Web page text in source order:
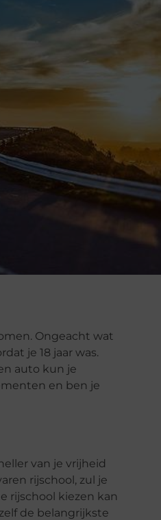
Ongeacht wat
je 18 jaar was.
auto kun je
en ben je
van je vrijheid
rijschool, zul je
rijschool kiezen kan
de belangrijkste